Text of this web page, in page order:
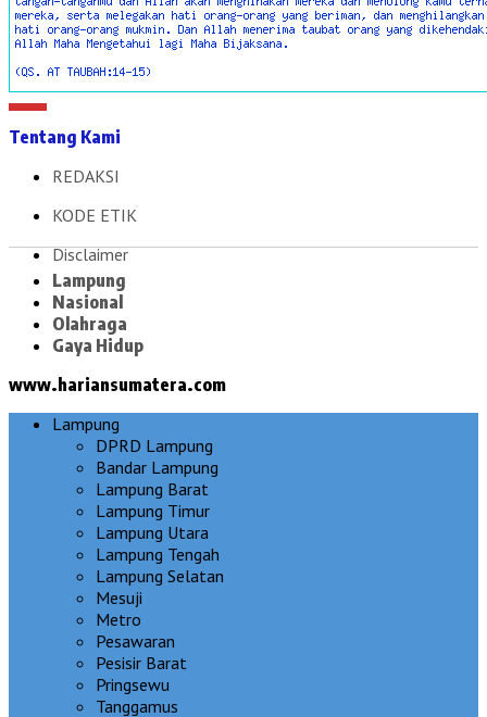
Tentang Kami
REDAKSI
KODE ETIK
Disclaimer
Lampung
Nasional
Olahraga
Gaya Hidup
www.hariansumatera.com
Lampung
DPRD Lampung
Bandar Lampung
Lampung Barat
Lampung Timur
Lampung Utara
Lampung Tengah
Lampung Selatan
Mesuji
Metro
Pesawaran
Pesisir Barat
Pringsewu
Tanggamus